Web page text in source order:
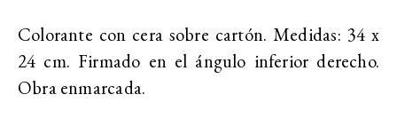
Colorante con cera sobre cartón. Medidas: 34 x
24 cm. Firmado en el ángulo inferior derecho.
Obra enmarcada.